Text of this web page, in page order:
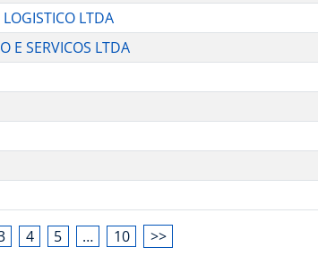
LTDA
E SERVICOS LTDA
4 5 … 10 >>